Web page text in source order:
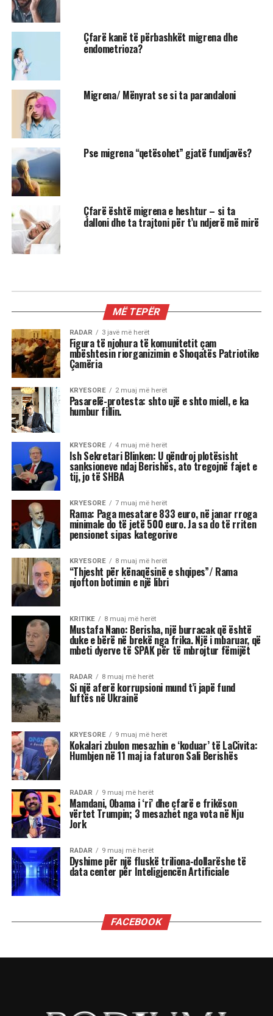
Çfarë kanë të përbashkët migrena dhe
endometrioza?
Migrena/ Mënyrat se si ta parandaloni
Pse migrena “qetësohet” gjatë fundjavës?
Çfarë është migrena e heshtur – si ta
dalloni dhe ta trajtoni për t’u ndjerë më mirë
3 shenjat më xheloze të horoskopit
Astrologjia tregon se disa shenja të zodiakut
janë më të prirura të përjetojnë xhelozi, për
shkak të pasigurisë, krenarisë ose nevojës së
fortë për njohje.
Kjo dinamikë shpesh sjell tensione dhe konflikte,
si në jetën personale, ashtu edhe në atë
profesionale.
Më poshtë janë tre shenjat e zodiakut që
konsiderohen më xheloze:
Akrepi
I njohur për intensitetin e tij emocional, akrepi
shpesh konkurron në heshtje. Kur ndjen se është
tejkaluar, mund të mbajë mëri dhe të tërhiqet
nga të tjerët.
Luani
Luanët kanë nevojë të madhe për vëmendje dhe
admirim. Kur këto nevoja nuk plotësohen,
ndjenja e xhelozisë mund të bëhet e fortë. Ata
shpesh nënvlerësojnë ata që i sfidojnë në
pozicionin e tyre, sidomos në rolin udhëheqës.
Astrologjia i këshillon Luanët të ushtrojnë më
shumë përulësi për të shmangur zilitë e
panevojshme.
Virgjëresha
nevojës së tyre për përsosmëri. Krahasimet e
ndihen konkurrues ose të zhgënjyer. Ato